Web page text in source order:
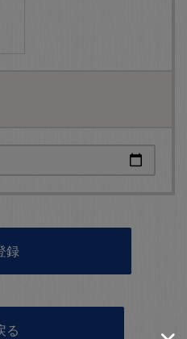
録
る